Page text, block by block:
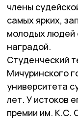
члены
самых ярких,
молодых людей
наградой.
Студенческий
Мичуринского
университета
лет. У истоков
премии им. К.С.